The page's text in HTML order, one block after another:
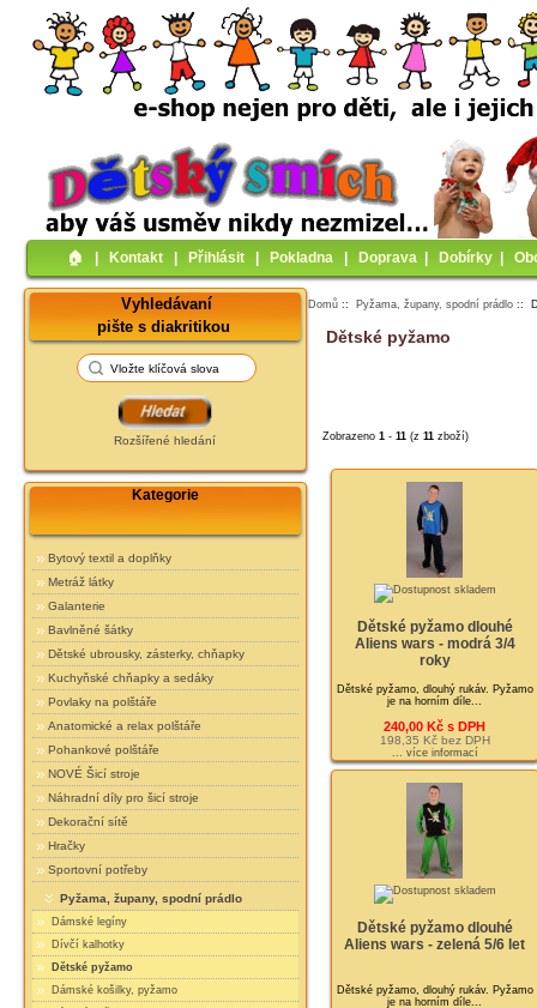
🏠︎ Kontakt Přihlásit Pokladna Doprava Dobírky
Vyhledávaní
pište s diakritikou
Rozšířené hledání
Kategorie
Bytový textil a doplňky
Metráž látky
Galanterie
Bavlněné šátky
Dětské ubrousky, zásterky, chňapky
Kuchyňské chňapky a sedáky
Povlaky na polštáře
Anatomické a relax polštáře
Pohankové polštáře
NOVÉ Šicí stroje
Náhradní díly pro šicí stroje
Dekorační sítě
Hračky
Sportovní potřeby
Pyžama, župany, spodní prádlo
Dámské legíny
Dívčí kalhotky
Dětské pyžamo
Dámské košilky, pyžamo
Domů :: Pyžama, župany, spodní prádlo ::
Dětské pyžamo
Zobrazeno 1 - 11 (z 11 zboží)
Dětské pyžamo dlouhé
Aliens wars - modrá 3/4
roky
Dětské pyžamo, dlouhý rukáv. Pyžamo
je na horním díle...
240,00 Kč s DPH
198,35 Kč bez DPH
... více informací
Dětské pyžamo dlouhé
Aliens wars - zelená 5/6 let
Dětské pyžamo, dlouhý rukáv. Pyžamo
je na horním díle...